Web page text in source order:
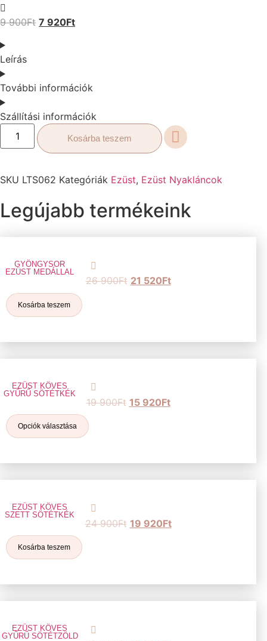
9 900Ft 7 920Ft
Leírás
További információk
Szállítási információk
Kosárba teszem
SKU LTS062 Kategóriák Ezüst, Ezüst Nyakláncok
Legújabb termékeink
GYÖNGYSOR
EZÜST MEDÁLLAL
26 900Ft 21 520Ft
Kosárba teszem
EZÜST KÖVES
GYŰRŰ SÖTÉTKÉK
19 900Ft 15 920Ft
Opciók választása
EZÜST KÖVES
SZETT SÖTÉTKÉK
24 900Ft 19 920Ft
Kosárba teszem
EZÜST KÖVES
GYŰRŰ SÖTÉTZÖLD